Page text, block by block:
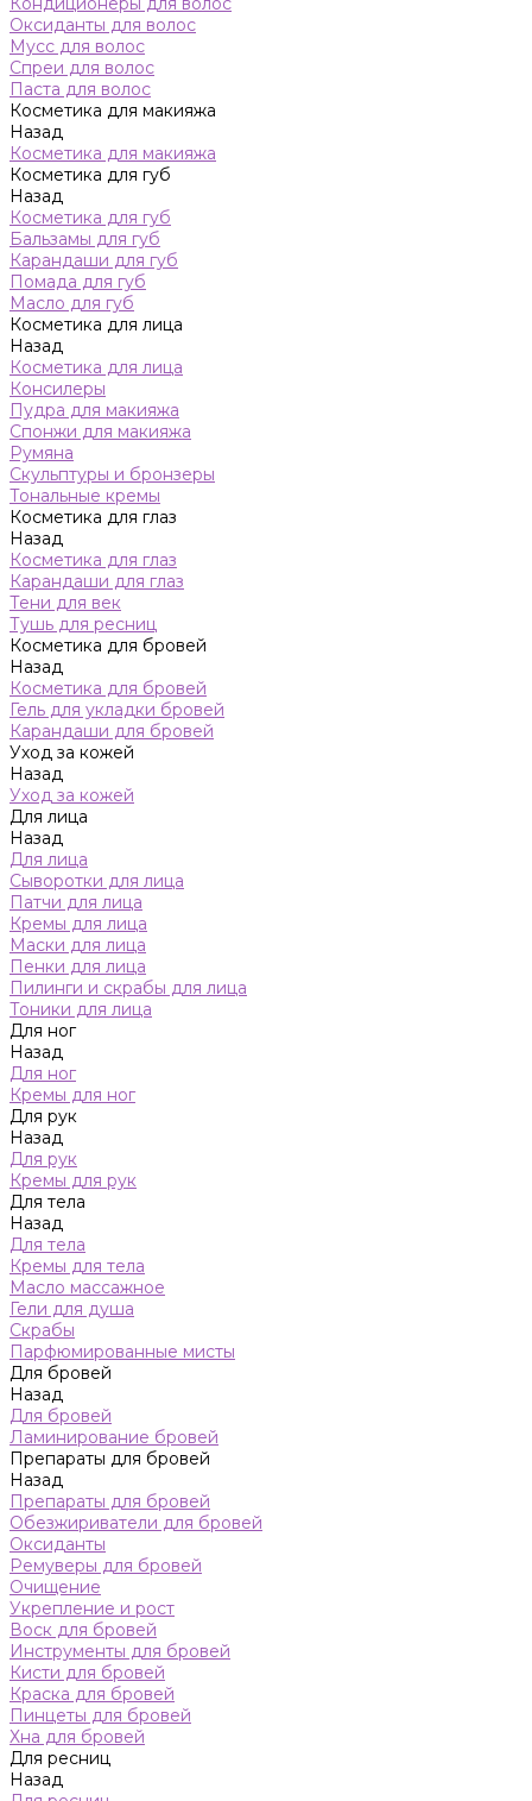
Оксиданты для волос
Мусс для волос
Спреи для волос
Паста для волос
Косметика для макияжа
Назад
Косметика для макияжа
Косметика для губ
Назад
Косметика для губ
Бальзамы для губ
Карандаши для губ
Помада для губ
Масло для губ
Косметика для лица
Назад
Косметика для лица
Консилеры
Пудра для макияжа
Спонжи для макияжа
Румяна
Скульптуры и бронзеры
Тональные кремы
Косметика для глаз
Назад
Косметика для глаз
Карандаши для глаз
Тени для век
Тушь для ресниц
Косметика для бровей
Назад
Косметика для бровей
Гель для укладки бровей
Карандаши для бровей
Уход за кожей
Назад
Уход за кожей
Для лица
Назад
Для лица
Сыворотки для лица
Патчи для лица
Кремы для лица
Маски для лица
Пенки для лица
Пилинги и скрабы для лица
Тоники для лица
Для ног
Назад
Для ног
Кремы для ног
Для рук
Назад
Для рук
Кремы для рук
Для тела
Назад
Для тела
Кремы для тела
Масло массажное
Гели для душа
Скрабы
Парфюмированные мисты
Для бровей
Назад
Для бровей
Ламинирование бровей
Препараты для бровей
Назад
Препараты для бровей
Обезжириватели для бровей
Оксиданты
Ремуверы для бровей
Очищение
Укрепление и рост
Воск для бровей
Инструменты для бровей
Кисти для бровей
Краска для бровей
Пинцеты для бровей
Хна для бровей
Для ресниц
Назад